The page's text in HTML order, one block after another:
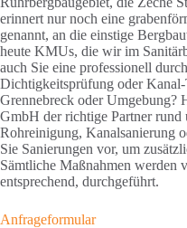
erinnert nur noch eine
genannt, an die einstige
heute KMUs, die wir im
auch Sie eine professionell
Dichtigkeitsprüfung oder
Grennebreck oder Umgebung?
GmbH der richtige Partner rund
Rohreinigung, Kanalsanierung
Sie Sanierungen vor, um
Sämtliche Maßnahmen werden
entsprechend, durchgeführt.
Anfrageformular